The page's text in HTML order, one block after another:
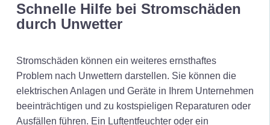
Schnelle Hilfe bei Stromschäden
durch Unwetter
Stromschäden können ein weiteres ernsthaftes
Problem nach Unwettern darstellen. Sie können die
elektrischen Anlagen und Geräte in Ihrem Unternehmen
beeinträchtigen und zu kostspieligen Reparaturen oder
Ausfällen führen. Ein Luftentfeuchter oder ein